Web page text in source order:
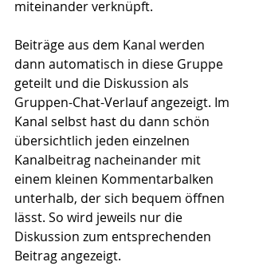
miteinander verknüpft.
Beiträge aus dem Kanal werden
dann automatisch in diese Gruppe
geteilt und die Diskussion als
Gruppen-Chat-Verlauf angezeigt. Im
Kanal selbst hast du dann schön
übersichtlich jeden einzelnen
Kanalbeitrag nacheinander mit
einem kleinen Kommentarbalken
unterhalb, der sich bequem öffnen
lässt. So wird jeweils nur die
Diskussion zum entsprechenden
Beitrag angezeigt.